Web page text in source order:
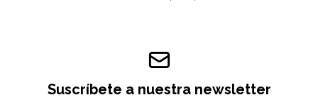
Suscríbete a nuestra newsletter